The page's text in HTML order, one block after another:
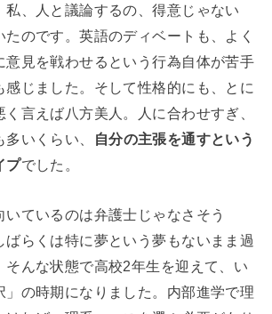
私、人と議論するの、得意じゃない
たのです。英語のディベートも、よく
意見を戦わせるという行為自体が苦手
感じました。そして性格的にも、とに
言えば八方美人。人に合わせすぎ、
いくらい、
自分の主張を通すという
プでした。
いているのは弁護士じゃなさそう
らくは特に夢という夢もないまま過
そんな状態で高校2年生を迎えて、い
」の時期になりました。内部進学で理